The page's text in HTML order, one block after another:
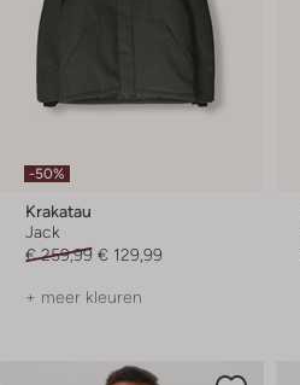
-50%
Krakatau
Jack
€ 259,99 € 129,99
+ meer kleuren